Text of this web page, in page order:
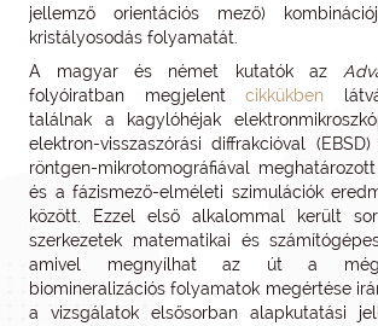
jellemző orientációs mező)
kristályosodás folyamatát.
A magyar és német kutatók az
folyóiratban megjelent cikkükben
találnak a kagylóhéjak
elektron-visszaszórási diffrakcióval
röntgen-mikrotomográfiával
és a fázismező-elméleti szimulációk
között. Ezzel első alkalommal került
szerkezetek matematikai és
amivel megnyílhat az út a még
biomineralizációs folyamatok megértése
a vizsgálatok elsősorban alapkutatási